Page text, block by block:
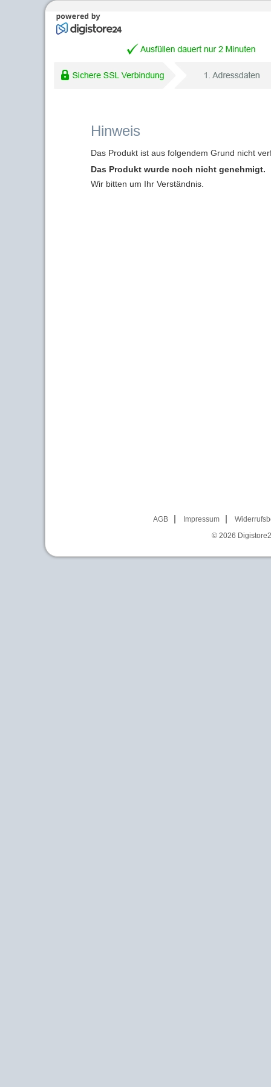
Hinweis
Das Produkt ist aus folgendem Grund nicht
Das Produkt wurde noch nicht genehmigt.
Wir bitten um Ihr Verständnis.
AGB Impressum
© 2026